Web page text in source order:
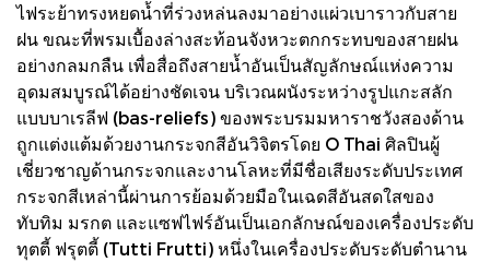
ไฟระย้าทรงหยดน้ำที่ร่วงหล่นลงมาอย่างแผ่วเบาราวกับสาย
ฝน ขณะที่พรมเบื้องล่างสะท้อนจังหวะตกกระทบของสายฝน
อย่างกลมกลืน เพื่อสื่อถึงสายน้ำอันเป็นสัญลักษณ์แห่งความ
อุดมสมบูรณ์ได้อย่างชัดเจน บริเวณผนังระหว่างรูปแกะสลัก
แบบบาเรลีฟ (bas-reliefs) ของพระบรมมหาราชวังสองด้าน
ถูกแต่งแต้มด้วยงานกระจกสีอันวิจิตรโดย O Thai ศิลปินผู้
เชี่ยวชาญด้านกระจกและงานโลหะที่มีชื่อเสียงระดับประเทศ
กระจกสีเหล่านี้ผ่านการย้อมด้วยมือในเฉดสีอันสดใสของ
ทับทิม มรกต และแซฟไฟร์อันเป็นเอกลักษณ์ของเครื่องประดับ
ทุตตี้ ฟรุตตี้ (Tutti Frutti) หนึ่งในเครื่องประดับระดับตำนาน